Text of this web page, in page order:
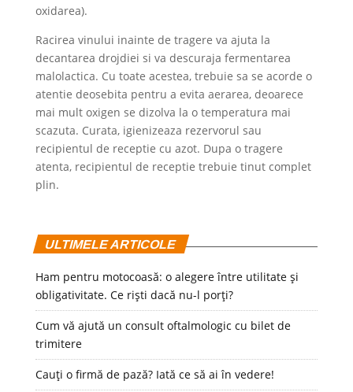
oxidarea).
Racirea vinului inainte de tragere va ajuta la
decantarea drojdiei si va descuraja fermentarea
malolactica. Cu toate acestea, trebuie sa se acorde o
atentie deosebita pentru a evita aerarea, deoarece
mai mult oxigen se dizolva la o temperatura mai
scazuta. Curata, igienizeaza rezervorul sau
recipientul de receptie cu azot. Dupa o tragere
atenta, recipientul de receptie trebuie tinut complet
plin.
ULTIMELE ARTICOLE
Ham pentru motocoasă: o alegere între utilitate și
obligativitate. Ce riști dacă nu-l porți?
Cum vă ajută un consult oftalmologic cu bilet de
trimitere
Cauți o firmă de pază? Iată ce să ai în vedere!